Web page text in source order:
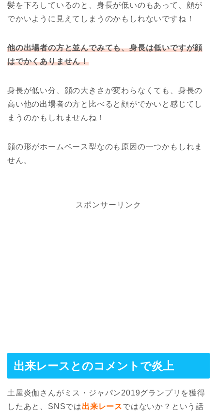
髪を下ろしているのと、身長が低いのもあって、顔が
でかいように見えてしまうのかもしれないですね！
他の出場者の方と並んでみても、身長は低いですが顔
はでかくありません！
身長が低い分、顔の大きさが変わらなくても、身長の
高い他の出場者の方と比べると顔がでかいと感じてし
まうのかもしれませんね！
顔の形がホームベース型なのも原因の一つかもしれま
せん。
スポンサーリンク
出来レースとのコメントで炎上
土屋炎伽さんがミス・ジャパン2019グランプリを獲得
したあと、SNSでは出来レースではないか？という話